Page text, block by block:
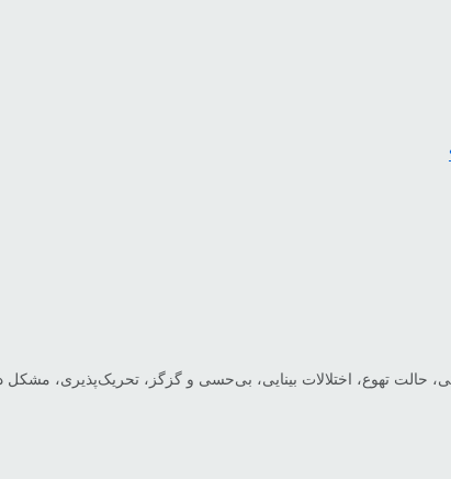
تهوع، اختلالات بینایی، بی‌حسی و گزگز، تحریک‌پذیری،